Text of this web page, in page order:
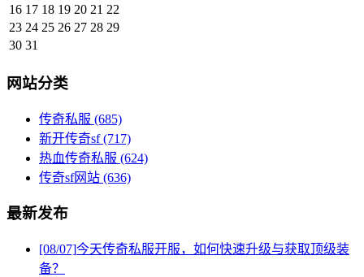
16 17 18 19 20 21 22
23 24 25 26 27 28 29
30 31
网站分类
传奇私服 (685)
新开传奇sf(717)
热血传奇私服 (624)
传奇sf网站 (636)
最新发布
[08/07]今天传奇私服开服，如何快速升级与获取顶级装
备？